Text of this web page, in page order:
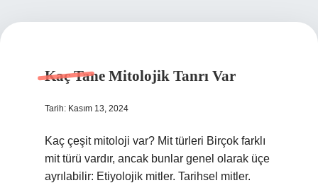
Kaç Tane Mitolojik Tanrı Var
Tarih: Kasım 13, 2024
Kaç çeşit mitoloji var? Mit türleri Birçok farklı
mit türü vardır, ancak bunlar genel olarak üçe
ayrılabilir: Etiyolojik mitler. Tarihsel mitler.